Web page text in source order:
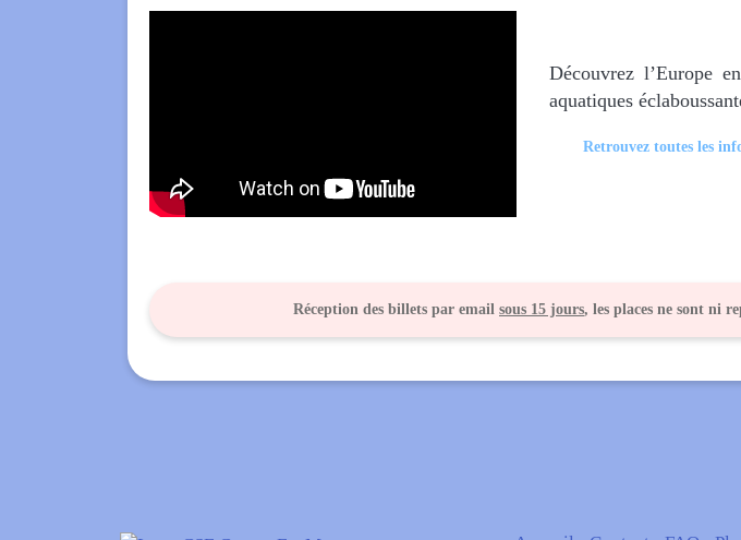
Découvrez l’Europe
aquatiques
Retrouvez toutes les
Réception des billets par email sous 15 jours, les places ne sont ni